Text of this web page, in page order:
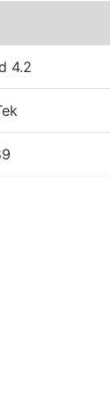
Android
器與 1GB
GSM 雙卡雙
還貼心設計
時散發不可
萬畫素
4.2